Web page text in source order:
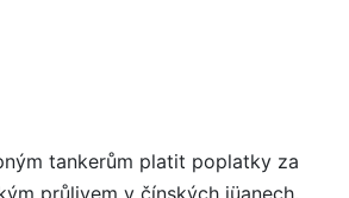
tankerům platit poplatky za
průlivem v čínských jüanech,